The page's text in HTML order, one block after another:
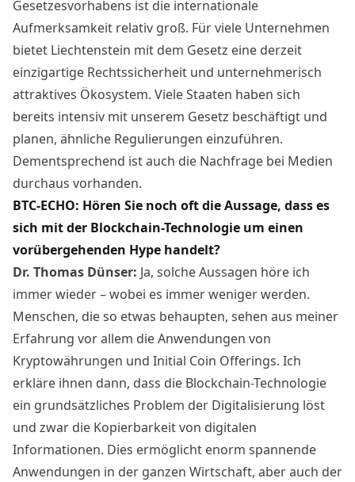
Gesetzesvorhabens ist die internationale
Aufmerksamkeit relativ groß. Für viele Unternehmen
bietet Liechtenstein mit dem Gesetz eine derzeit
einzigartige Rechtssicherheit und unternehmerisch
attraktives Ökosystem. Viele Staaten haben sich
bereits intensiv mit unserem Gesetz beschäftigt und
planen, ähnliche Regulierungen einzuführen.
Dementsprechend ist auch die Nachfrage bei Medien
durchaus vorhanden.
BTC-ECHO: Hören Sie noch oft die Aussage, dass es
sich mit der Blockchain-Technologie um einen
vorübergehenden Hype handelt?
Dr. Thomas Dünser: Ja, solche Aussagen höre ich
immer wieder – wobei es immer weniger werden.
Menschen, die so etwas behaupten, sehen aus meiner
Erfahrung vor allem die Anwendungen von
Kryptowährungen und Initial Coin Offerings. Ich
erkläre ihnen dann, dass die Blockchain-Technologie
ein grundsätzliches Problem der Digitalisierung löst
und zwar die Kopierbarkeit von digitalen
Informationen. Dies ermöglicht enorm spannende
Anwendungen in der ganzen Wirtschaft, aber auch der